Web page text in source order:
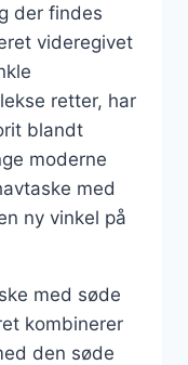
der findes
videregivet
retter, har
blandt
moderne
med
ny vinkel på
med søde
kombinerer
den søde